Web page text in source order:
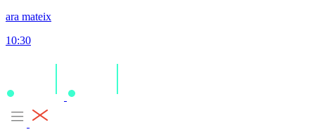
ara mateix
10:30